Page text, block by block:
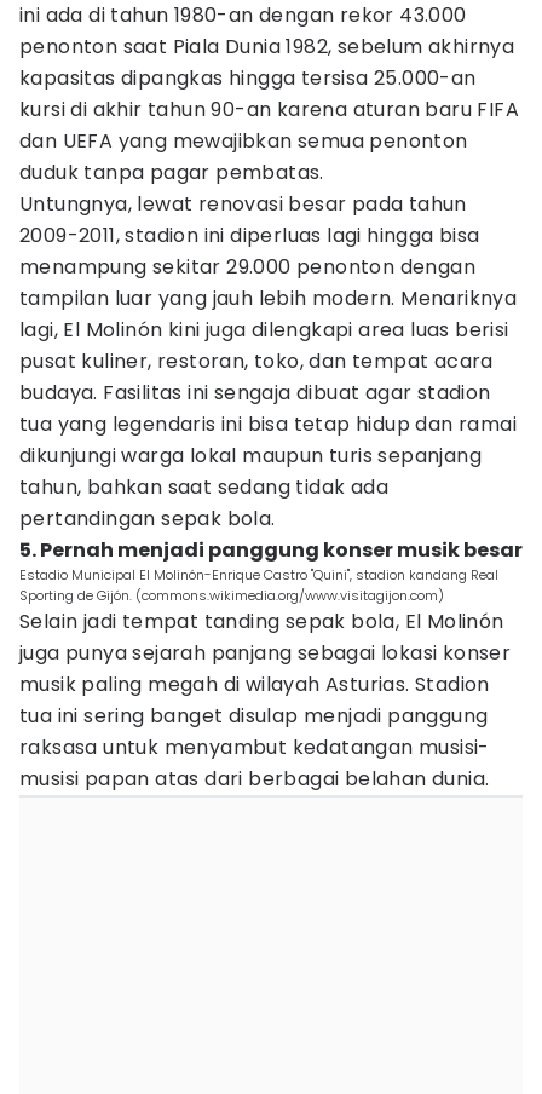
ini ada di tahun 1980-an dengan rekor 43.000
penonton saat Piala Dunia 1982, sebelum akhirnya
kapasitas dipangkas hingga tersisa 25.000-an
kursi di akhir tahun 90-an karena aturan baru FIFA
dan UEFA yang mewajibkan semua penonton
duduk tanpa pagar pembatas.
Untungnya, lewat renovasi besar pada tahun
2009-2011, stadion ini diperluas lagi hingga bisa
menampung sekitar 29.000 penonton dengan
tampilan luar yang jauh lebih modern. Menariknya
lagi, El Molinón kini juga dilengkapi area luas berisi
pusat kuliner, restoran, toko, dan tempat acara
budaya. Fasilitas ini sengaja dibuat agar stadion
tua yang legendaris ini bisa tetap hidup dan ramai
dikunjungi warga lokal maupun turis sepanjang
tahun, bahkan saat sedang tidak ada
pertandingan sepak bola.
5. Pernah menjadi panggung konser musik besar
Estadio Municipal El Molinón-Enrique Castro "Quini", stadion kandang Real
Sporting de Gijón. (commons.wikimedia.org/www.visitagijon.com)
Selain jadi tempat tanding sepak bola, El Molinón
juga punya sejarah panjang sebagai lokasi konser
musik paling megah di wilayah Asturias. Stadion
tua ini sering banget disulap menjadi panggung
raksasa untuk menyambut kedatangan musisi-
musisi papan atas dari berbagai belahan dunia.